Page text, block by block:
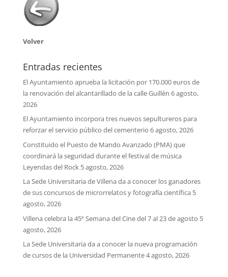
Volver
Entradas recientes
El Ayuntamiento aprueba la licitación por 170.000 euros de
la renovación del alcantarillado de la calle Guillén 6 agosto,
2026
El Ayuntamiento incorpora tres nuevos sepultureros para
reforzar el servicio público del cementerio 6 agosto, 2026
Constituido el Puesto de Mando Avanzado (PMA) que
coordinará la seguridad durante el festival de música
Leyendas del Rock 5 agosto, 2026
La Sede Universitaria de Villena da a conocer los ganadores
de sus concursos de microrrelatos y fotografía científica 5
agosto, 2026
Villena celebra la 45ª Semana del Cine del 7 al 23 de agosto 5
agosto, 2026
La Sede Universitaria da a conocer la nueva programación
de cursos de la Universidad Permanente4 agosto, 2026